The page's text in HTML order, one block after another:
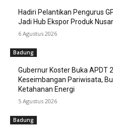
Hadiri Pelantikan Pengurus
Jadi Hub Ekspor Produk
6 Agustus 2026
Badung
Gubernur Koster Buka APDT
Keseimbangan Pariwisata,
Ketahanan Energi
5 Agustus 2026
Badung